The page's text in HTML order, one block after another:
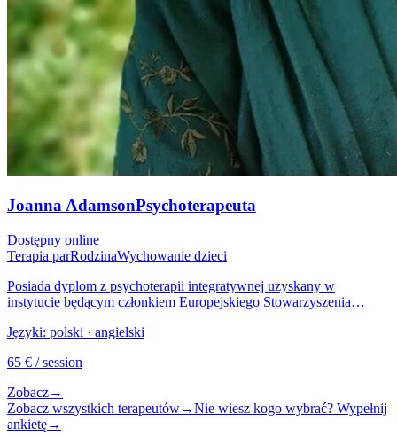
Joanna AdamsonPsychoterapeuta
Dostępny online
Terapia parRodzinaWychowanie dzieci
Posiada dyplom z psychoterapii integratywnej uzyskany w
instytucie będącym członkiem Europejskiego Stowarzyszenia…
Języki: polski · angielski
65 € / session
Zobacz→
Zobacz wszystkich terapeutów→Nie wiesz kogo wybrać? Wypełnij
ankietę→